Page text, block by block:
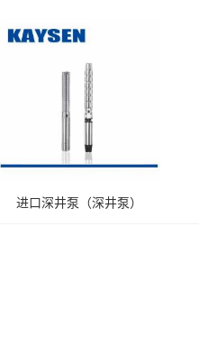
输送
进口深井泵（深井泵）